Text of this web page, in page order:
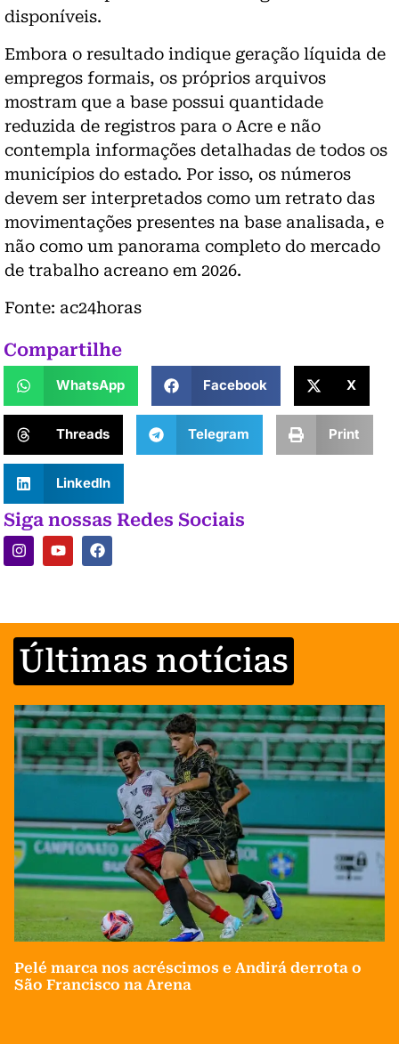
disponíveis.
Embora o resultado indique geração líquida de
empregos formais, os próprios arquivos
mostram que a base possui quantidade
reduzida de registros para o Acre e não
contempla informações detalhadas de todos os
municípios do estado. Por isso, os números
devem ser interpretados como um retrato das
movimentações presentes na base analisada, e
não como um panorama completo do mercado
de trabalho acreano em 2026.
Fonte: ac24horas
Compartilhe
WhatsApp Facebook X
Threads Telegram Print
LinkedIn
Siga nossas Redes Sociais
Últimas notícias
Pelé marca nos acréscimos e Andirá derrota o
São Francisco na Arena